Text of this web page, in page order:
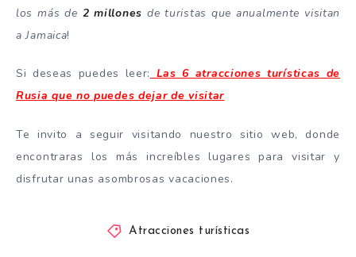
los más de 2 millones de turistas que anualmente visitan
a Jamaica!
Si deseas puedes leer: Las 6 atracciones turísticas de
Rusia que no puedes dejar de visitar
Te invito a seguir visitando nuestro sitio web, donde
encontraras los más increíbles lugares para visitar y
disfrutar unas asombrosas vacaciones.
Atracciones turísticas